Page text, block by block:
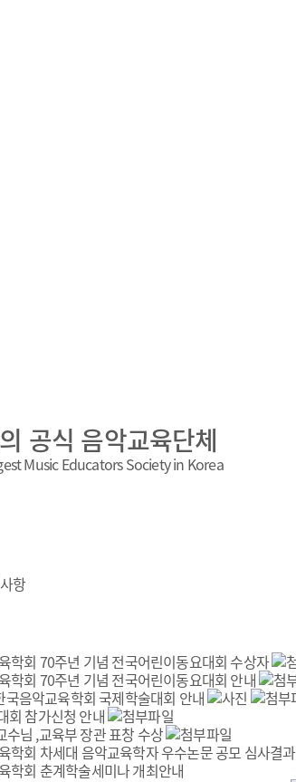
공식 음악교육단체
Music Educators Society in Korea
항
학회 70주년 기념 전국어린이동요대회 수상자
학회 70주년 기념 전국어린이동요대회 안내
음악교육학회 국제학술대회 안내
회 참가신청 안내
수님 ,교육부 장관 표창 수상
학회 차세대 음악교육학자 우수논문 공모 심사결과
학회 춘계학술세미나 개최안내